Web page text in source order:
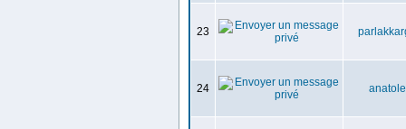
23
24 anatole